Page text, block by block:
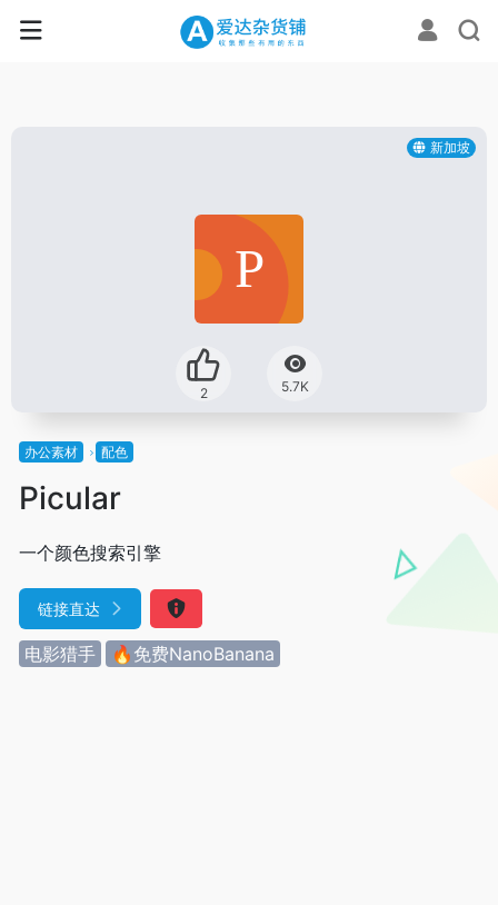
新加坡
2 5.7K
办公素材 配色
Picular
一个颜色搜索引擎
链接直达
电影猎手 🔥免费NanoBanana